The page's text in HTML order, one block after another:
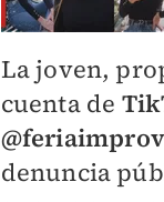
​La joven,
cuenta de
denuncia